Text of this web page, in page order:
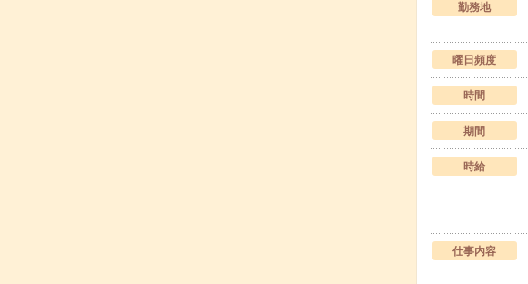
勤務地
曜日頻度
時間
期間
時給
仕事内容